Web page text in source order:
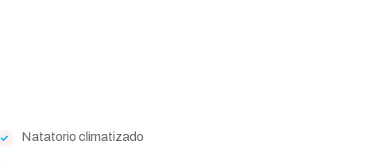
Natatorio climatizado